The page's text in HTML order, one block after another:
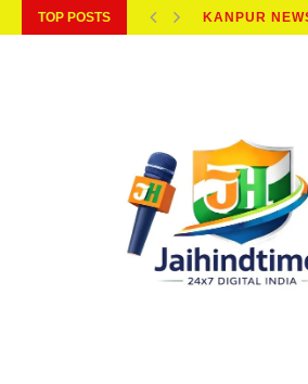
TOP POSTS अच्छी कमाई के